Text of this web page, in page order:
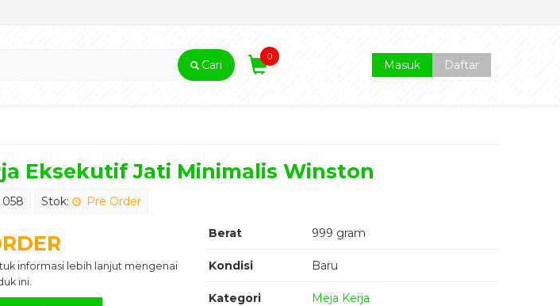
Cari
0
Masuk Daftar
Eksekutif Jati Minimalis Winston
058 Stok: Pre Order
Berat 999 gram
Kondisi Baru
Kategori Meja Kerja
informasi lebih lanjut mengenai
ini.